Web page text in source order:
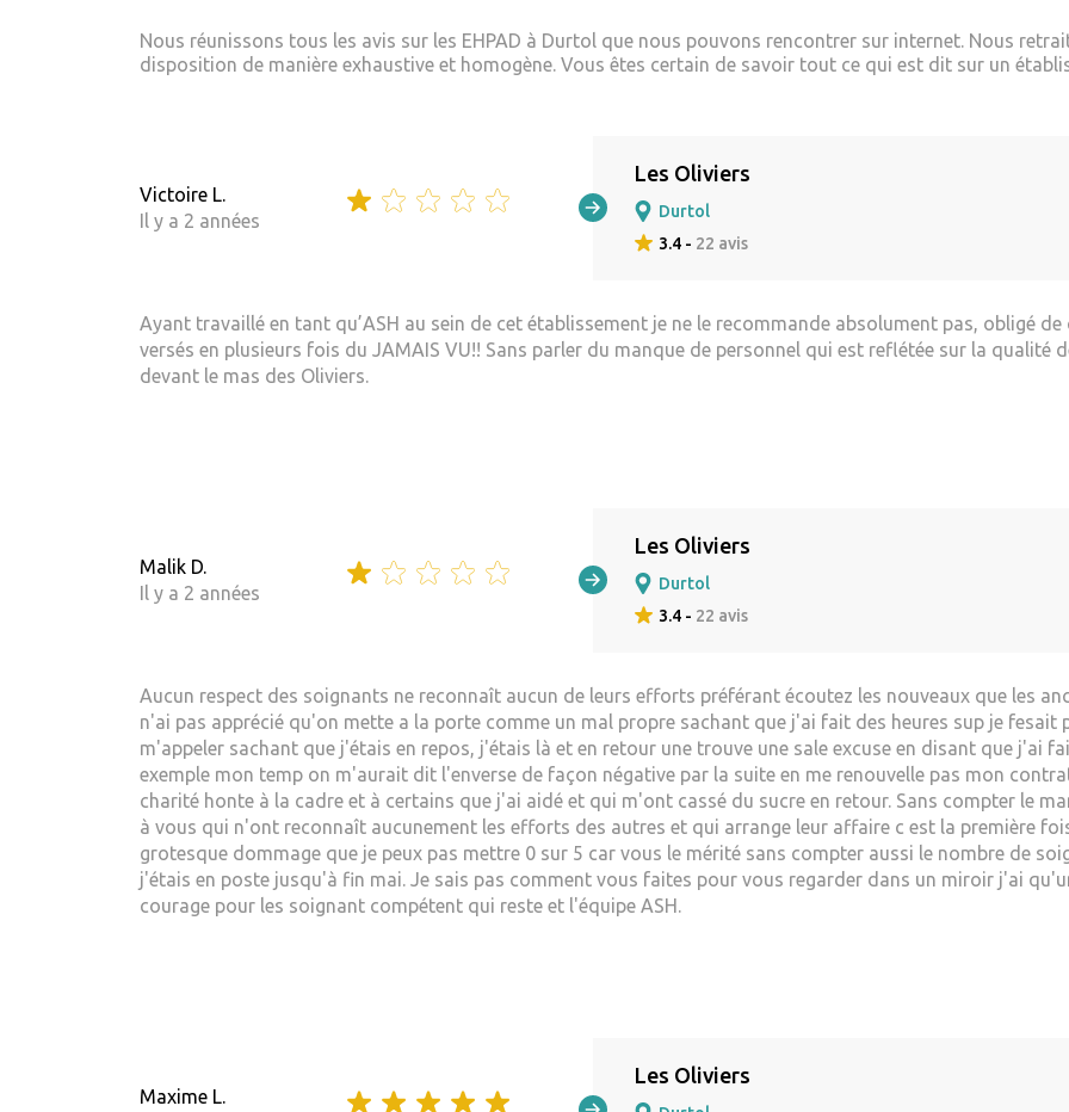
Nous réunissons tous les avis sur les EHPAD à Durtol que nous pouvons rencontrer sur internet. Nous
disposition de manière exhaustive et homogène. Vous êtes certain de savoir tout ce qui est dit sur un
Victoire L.
Il y a 2 années
Les Oliviers
Durtol
3.4 - 22 avis
Ayant travaillé en tant qu’ASH au sein de cet établissement je ne le recommande absolument pas, obligé
versés en plusieurs fois du JAMAIS VU!! Sans parler du manque de personnel qui est reflétée sur la qualité
devant le mas des Oliviers.
Malik D.
Il y a 2 années
Les Oliviers
Durtol
3.4 - 22 avis
Aucun respect des soignants ne reconnaît aucun de leurs efforts préférant écoutez les nouveaux que les
n'ai pas apprécié qu'on mette a la porte comme un mal propre sachant que j'ai fait des heures sup je
m'appeler sachant que j'étais en repos, j'étais là et en retour une trouve une sale excuse en disant que j'ai
exemple mon temp on m'aurait dit l'enverse de façon négative par la suite en me renouvelle pas mon
charité honte à la cadre et à certains que j'ai aidé et qui m'ont cassé du sucre en retour. Sans compter le
à vous qui n'ont reconnaît aucunement les efforts des autres et qui arrange leur affaire c est la première
grotesque dommage que je peux pas mettre 0 sur 5 car vous le mérité sans compter aussi le nombre de
j'étais en poste jusqu'à fin mai. Je sais pas comment vous faites pour vous regarder dans un miroir j'ai
courage pour les soignant compétent qui reste et l'équipe ASH.
Maxime L.
Les Oliviers